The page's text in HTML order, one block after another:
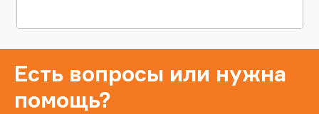
Есть вопросы или нужна
помощь?